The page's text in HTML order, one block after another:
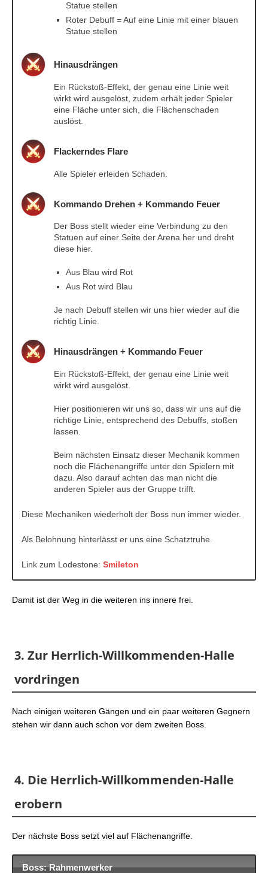
Statue stellen
Roter Debuff = Auf eine Linie mit einer blauen
Statue stellen
Hinausdrängen
Ein Rückstoß-Effekt, der genau eine Linie weit
wirkt wird ausgelöst, zudem erhält jeder Spieler
eine Fläche unter sich, die Flächenschaden
auslöst.
Flackerndes Flare
Alle Spieler erleiden Schaden.
Kommando Drehen + Kommando Feuer
Der Boss stellt wieder eine Verbindung zu den
Statuen auf einer Seite der Arena her und dreht
diese hier.
Aus Blau wird Rot
Aus Rot wird Blau
Je nach Debuff stellen wir uns hier wieder auf die
richtig Linie.
Hinausdrängen + Kommando Feuer
Ein Rückstoß-Effekt, der genau eine Linie weit
wirkt wird ausgelöst.
Hier positionieren wir uns so, dass wir uns auf die
richtige Linie, entsprechend des Debuffs, stoßen
lassen.
Beim nächsten Einsatz dieser Mechanik kommen
noch die Flächenangriffe unter den Spielern mit
dazu. Also darauf achten das man nicht die
anderen Spieler aus der Gruppe trifft.
Diese Mechaniken wiederholt der Boss nun immer wieder.
Als Belohnung hinterlässt er uns eine Schatztruhe.
Link zum Lodestone: Smileton
Damit ist der Weg in die weiteren ins innere frei.
3. Zur Herrlich-Willkommenden-Halle
vordringen
Nach einigen weiteren Gängen und ein paar weiteren Gegnern
stehen wir dann auch schon vor dem zweiten Boss.
4. Die Herrlich-Willkommenden-Halle
erobern
Der nächste Boss setzt viel auf Flächenangriffe.
Boss: Rahmenwerker